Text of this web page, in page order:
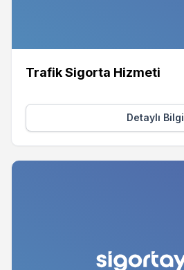
Trafik Sigorta Hizmeti
Detaylı Bilgi